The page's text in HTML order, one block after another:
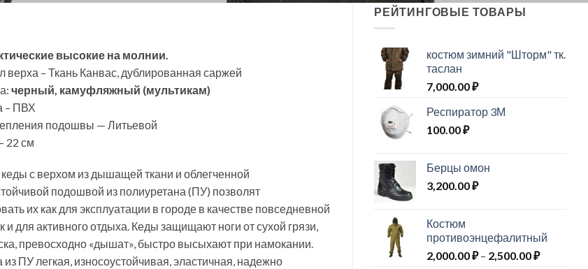
РЕЙТИНГОВЫЕ ТОВАРЫ
костюм зимний "Шторм" тк.
таслан
7,000.00₽
Респиратор 3М
100.00₽
Берцы омон
3,200.00₽
Костюм
противоэнцефалитный
2,000.00₽ – 2,500.00₽
высокие на молнии.
верха – Ткань Канвас, дублированная саржей
черный, камуфляжный (мультикам)
– ПВХ
подошвы — Литьевой
22 см
с верхом из дышащей ткани и облегченной
подошвой из полиуретана (ПУ) позволят
их как для эксплуатации в городе в качестве повседневной
и для активного отдыха. Кеды защищают ноги от сухой грязи,
превосходно «дышат», быстро высыхают при намокании.
ПУ легкая, износоустойчивая, эластичная, надежно